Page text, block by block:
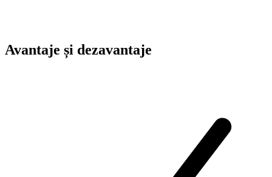
Avantaje și dezavantaje